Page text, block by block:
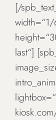
[/
last“]